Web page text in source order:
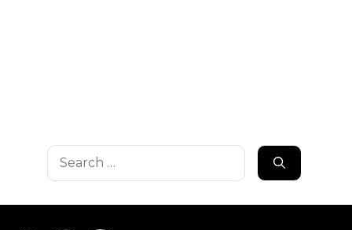
Search